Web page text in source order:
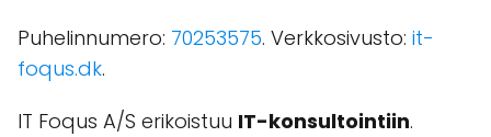
Puhelinnumero: 70253575. Verkkosivusto: it-
foqus.dk.
IT Foqus A/S erikoistuu IT-konsultointiin.